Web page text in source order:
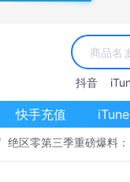
抖音
快手充值
绝区零第三季重磅爆料